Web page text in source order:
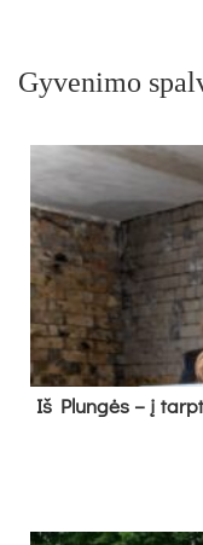
Gyvenimo
Iš Plungės – į